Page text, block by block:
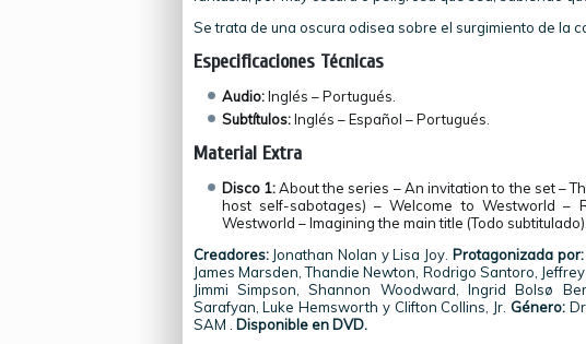
Se trata de una oscura odisea sobre el surgimiento de la
Especificaciones Técnicas
Audio:Inglés – Portugués.
Subtítulos:Inglés – Español – Portugués.
Material Extra
Disco 1:About the series – An invitation to the set –
host self-sabotages) – Welcome to Westworld
Westworld – Imagining the main title (Todo subtitulado).
Creadores:Jonathan Nolan y Lisa Joy. Protagonizada por:
James Marsden, Thandie Newton, Rodrigo Santoro,
Jimmi Simpson, Shannon Woodward, Ingrid Bolsø
Sarafyan, Luke Hemsworth y Clifton Collins, Jr. Género:
SAM . Disponible en DVD.